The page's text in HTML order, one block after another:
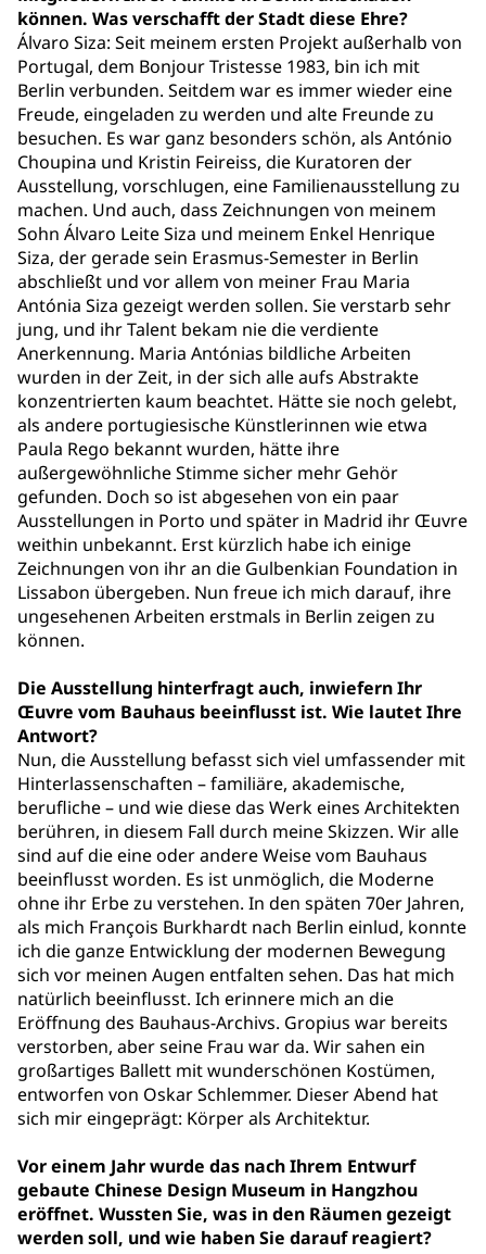
können. Was verschafft der Stadt diese Ehre?
Álvaro Siza: Seit meinem ersten Projekt außerhalb von
Portugal, dem Bonjour Tristesse 1983, bin ich mit
Berlin verbunden. Seitdem war es immer wieder eine
Freude, eingeladen zu werden und alte Freunde zu
besuchen. Es war ganz besonders schön, als António
Choupina und Kristin Feireiss, die Kuratoren der
Ausstellung, vorschlugen, eine Familienausstellung zu
machen. Und auch, dass Zeichnungen von meinem
Sohn Álvaro Leite Siza und meinem Enkel Henrique
Siza, der gerade sein Erasmus-Semester in Berlin
abschließt und vor allem von meiner Frau Maria
Antónia Siza gezeigt werden sollen. Sie verstarb sehr
jung, und ihr Talent bekam nie die verdiente
Anerkennung. Maria Antónias bildliche Arbeiten
wurden in der Zeit, in der sich alle aufs Abstrakte
konzentrierten kaum beachtet. Hätte sie noch gelebt,
als andere portugiesische Künstlerinnen wie etwa
Paula Rego bekannt wurden, hätte ihre
außergewöhnliche Stimme sicher mehr Gehör
gefunden. Doch so ist abgesehen von ein paar
Ausstellungen in Porto und später in Madrid ihr Œuvre
weithin unbekannt. Erst kürzlich habe ich einige
Zeichnungen von ihr an die Gulbenkian Foundation in
Lissabon übergeben. Nun freue ich mich darauf, ihre
ungesehenen Arbeiten erstmals in Berlin zeigen zu
können.
Die Ausstellung hinterfragt auch, inwiefern Ihr
Œuvre vom Bauhaus beeinflusst ist. Wie lautet Ihre
Antwort?
Nun, die Ausstellung befasst sich viel umfassender mit
Hinterlassenschaften – familiäre, akademische,
berufliche – und wie diese das Werk eines Architekten
berühren, in diesem Fall durch meine Skizzen. Wir alle
sind auf die eine oder andere Weise vom Bauhaus
beeinflusst worden. Es ist unmöglich, die Moderne
ohne ihr Erbe zu verstehen. In den späten 70er Jahren,
als mich François Burkhardt nach Berlin einlud, konnte
ich die ganze Entwicklung der modernen Bewegung
sich vor meinen Augen entfalten sehen. Das hat mich
natürlich beeinflusst. Ich erinnere mich an die
Eröffnung des Bauhaus-Archivs. Gropius war bereits
verstorben, aber seine Frau war da. Wir sahen ein
großartiges Ballett mit wunderschönen Kostümen,
entworfen von Oskar Schlemmer. Dieser Abend hat
sich mir eingeprägt: Körper als Architektur.
Vor einem Jahr wurde das nach Ihrem Entwurf
gebaute Chinese Design Museum in Hangzhou
eröffnet. Wussten Sie, was in den Räumen gezeigt
werden soll, und wie haben Sie darauf reagiert?